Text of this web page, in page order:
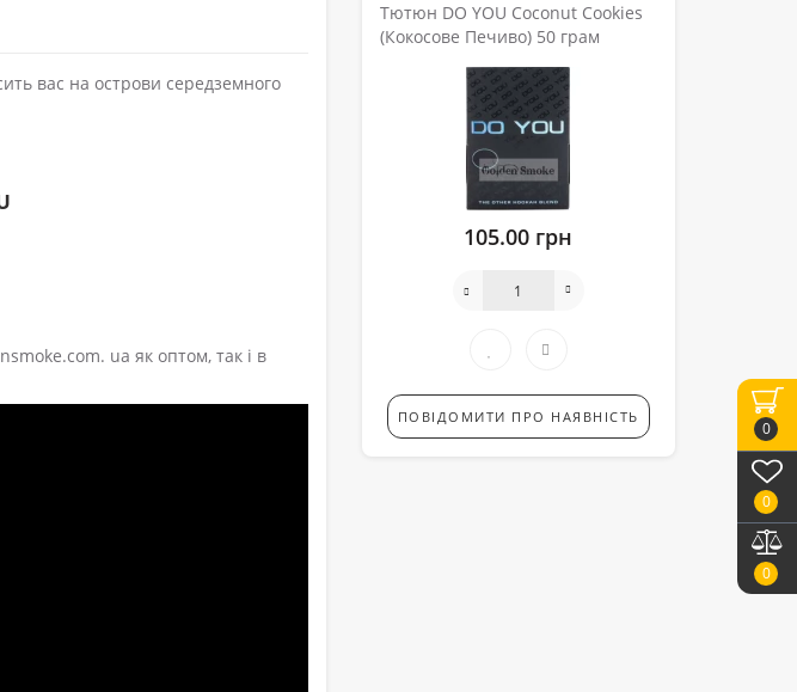
0
0
0
вас на острови середземного
ua як оптом, так і в
Тютюн DO YOU Coconut Cookies
(Кокосове Печиво) 50 грам
105.00 грн
ПОВІДОМИТИ ПРО НАЯВНІСТЬ